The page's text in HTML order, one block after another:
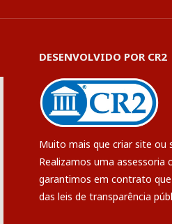
DESENVOLVIDO POR CR2
Muito mais que criar site ou
Realizamos uma assessoria
garantimos em contrato
das leis de transparência